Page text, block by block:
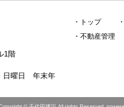
1階
日曜日 年末年
トップ
不動産管理